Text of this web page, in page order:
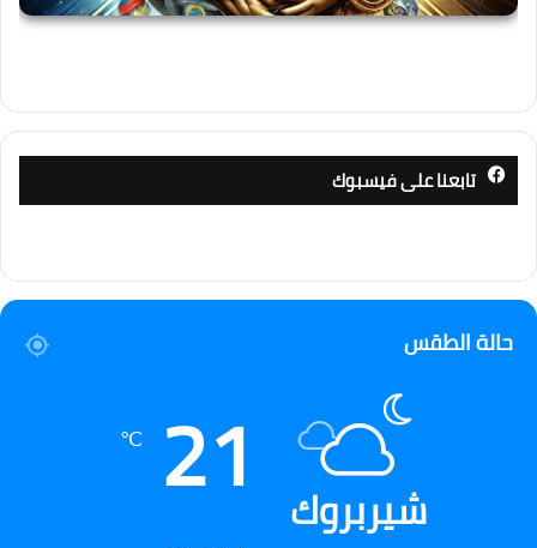
تابعنا على فيسبوك
حالة الطقس
شيربروك 21
℃